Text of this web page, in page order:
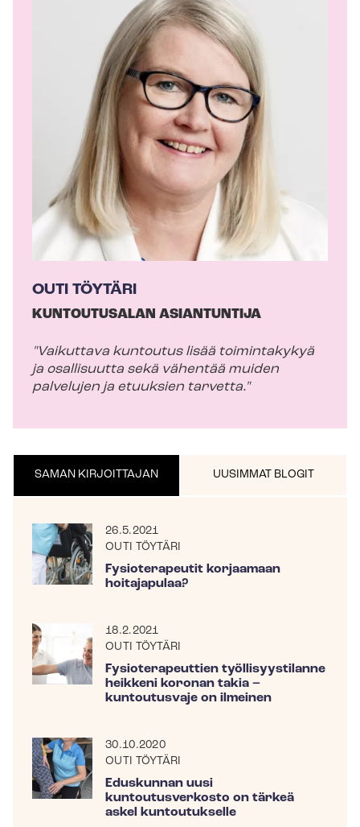
OUTI TÖYTÄRI
KUNTOUTUSALAN ASIANTUNTIJA
"Vaikuttava kuntoutus lisää toimintakykyä
ja osallisuutta sekä vähentää muiden
palvelujen ja etuuksien tarvetta."
SAMAN KIRJOITTAJAN UUSIMMAT BLOGIT
26.5.2021
OUTI TÖYTÄRI
Fysioterapeutit korjaamaan
hoitajapulaa?
18.2.2021
OUTI TÖYTÄRI
Fysioterapeuttien työllisyystilanne
heikkeni koronan takia –
kuntoutusvaje on ilmeinen
30.10.2020
OUTI TÖYTÄRI
Eduskunnan uusi
kuntoutusverkosto on tärkeä
askel kuntoutukselle